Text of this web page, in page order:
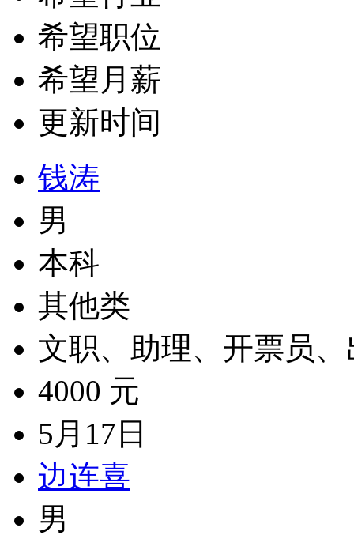
希望职位
希望月薪
更新时间
钱涛
男
本科
其他类
文职、助理、开票员、
4000 元
5月17日
边连喜
男